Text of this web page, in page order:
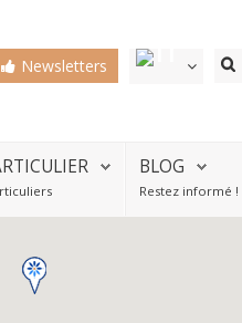
Newsletters
BLOG
Restez informé !